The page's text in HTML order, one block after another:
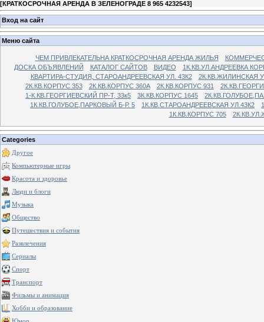
[КРАТКОСРОЧНАЯ АРЕНДА В ЗЕЛЕНОГРАДЕ 8 965 4232543]
Вход на сайт
Меню сайта
ЧЕМ ПРИВЛЕКАТЕЛЬНА КРАТКОСРОЧНАЯ АРЕНДА ЖИЛЬЯ
ДОСКА ОБЪЯВЛЕНИЙ
КАТАЛОГ САЙТОВ ВИДЕО
1К.КВ.УЛ.АНДРЕЕВКА
КВАРТИРА-СТУДИЯ, СТАРОАНДРЕЕВСКАЯ УЛ. 43К2
2К.КВ.ЖИЛИНСКАЯ
2К.КВ.КОРПУС 353
2К.КВ.КОРПУС 360А 2К.КВ.КОРПУС 931
1-К.КВ.ГЕОРГИЕВСКИЙ ПР-Т, 33к5
3К.КВ.КОРПУС 1645
1К.КВ.ГОЛУБОЕ,ПАРКОВЫЙ Б-Р. 5
1К.КВ.СТАРОАНДРЕЕВСКАЯ УЛ.43К2
1К.КВ.КОРПУС 705
Categories
Другое
Компьютерные игры
Красота и здоровье
Люди и блоги
Музыка
Общество
Путешествия и события
Развлечения
Сериалы
Спорт
Транспорт
Фильмы и анимация
Хобби и образование